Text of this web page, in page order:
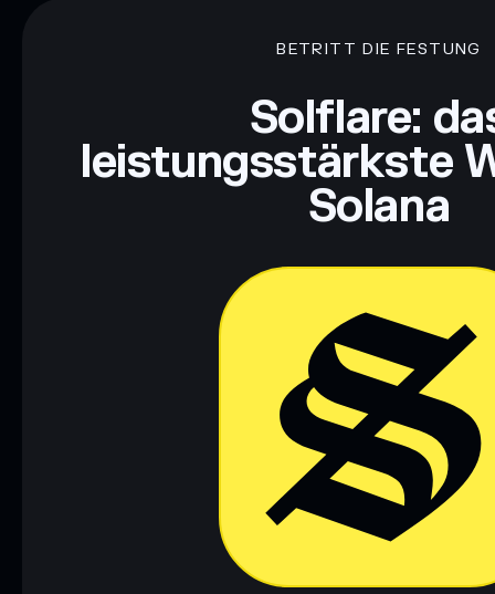
BETRITT DIE FESTUNG
Solflare:
leistungsstärkste
Solana